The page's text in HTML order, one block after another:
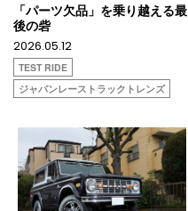
「パーツ欠品」を乗り越える最
後の砦
2026.05.12
TEST RIDE
ジャパンレーストラックトレンズ